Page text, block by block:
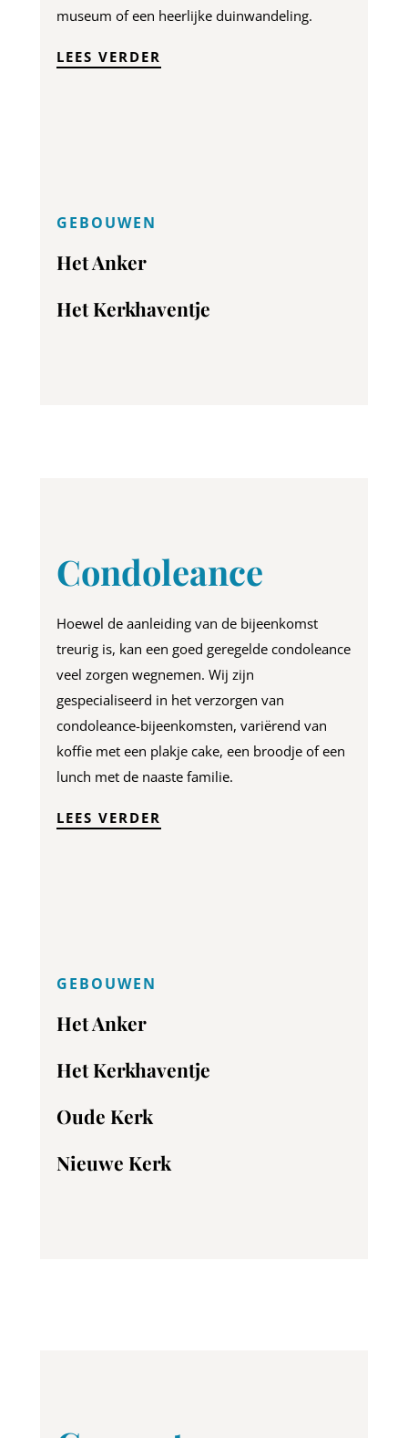
museum of een heerlijke duinwandeling.
LEES VERDER
GEBOUWEN
Het Anker
Het Kerkhaventje
Condoleance
Hoewel de aanleiding van de bijeenkomst
treurig is, kan een goed geregelde condoleance
veel zorgen wegnemen. Wij zijn
gespecialiseerd in het verzorgen van
condoleance-bijeenkomsten, variërend van
koffie met een plakje cake, een broodje of een
lunch met de naaste familie.
LEES VERDER
GEBOUWEN
Het Anker
Het Kerkhaventje
Oude Kerk
Nieuwe Kerk